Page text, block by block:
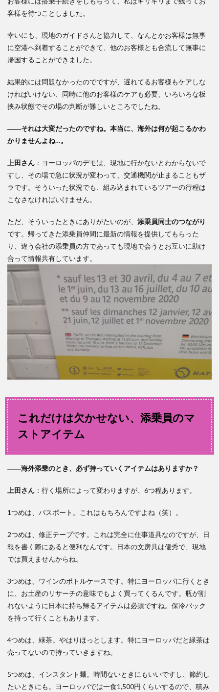
客様を待つことしました。
幸いにも、現地のガイドさんと協力して、なんとかお客様は無事
に空港へ到着することができて、他のお客様とも合流して無事に
帰国することができました。
結果的には問題なかったのでですが、遅れてるお客様もケアしな
ければいけない、同時に他のお客様のケアも必要、いろいろな板
挟み状態でその場の判断が難しいところでしたね。
――それは大変だったのですね。本当に、海外は何が起こるかわ
かりませんよね…。
上田さん ：ヨーロッパのデモは、現地に行かないとわからないで
すし、その場で急に状況が変わって、交通機関が止まることもザ
ラです。そういった状況でも、組み込まれているツアーの行程は
こなさなければいけません。
ただ、そういったときにありがたいのが、 添乗員同士のつながり
です。帰ってきた添乗員仲間に最新の情報を提供してもらった
り、違う会社の添乗員の方であっても現地で会うとお互いに助け
合って情報共有しています。
これだけは欠かせない、添乗員のマ
ストアイテム
――海外添乗のとき、必ず持っていくアイテムはありますか？
上田さん ：行く場所によって変わりますが、6つ程あります。
1つめは、パスポート。これはもちろんですよね（笑）。
2つめは、修正テープです。これは完全に仕事道具なのですが、日
報を書く際にあると便利なんです。日本の文房具は優秀で、現地
では買えませんからね。
3つめは、ワインのボトルケースです。特にヨーロッパに行くとき
に、お土産のリサーチの意味でもよく買ってくるんです。瓶が割
れないように日本に持ち帰るアイテムは必須ですね。保冷バック
を持って行くこともあります。
4つめは、緑茶。やはりほっとします。特にヨーロッパだと緑茶は
売ってないので持っていきますね。
5つめは、インスタント麺。時間ないときにもいいですし、節約し
たいときにも。ヨーロッパでは一食1,500円くらいするので、積み